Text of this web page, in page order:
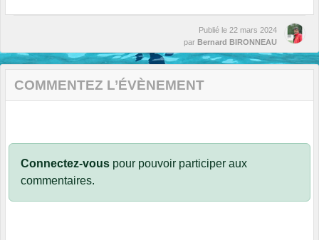
Publié le 22 mars 2024
par Bernard BIRONNEAU
COMMENTEZ L’ÉVÈNEMENT
Connectez-vous pour pouvoir participer aux
commentaires.